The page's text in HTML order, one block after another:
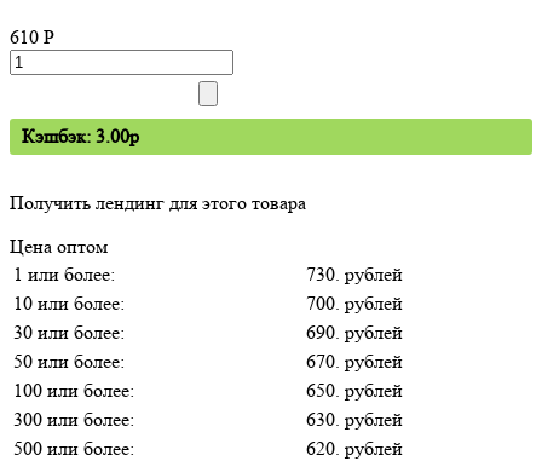
610 P
Кэшбэк: 3.00p
Получить лендинг для этого товара
Цена оптом
1 или более:
730. рублей
10 или более:
700. рублей
30 или более:
690. рублей
50 или более:
670. рублей
100 или более:
650. рублей
300 или более:
630. рублей
500 или более:
620. рублей